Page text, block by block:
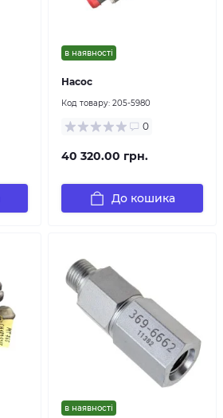
в наявності
Насос
Код товару: 205-5980
0
40 320.00 грн.
До кошика
в наявності